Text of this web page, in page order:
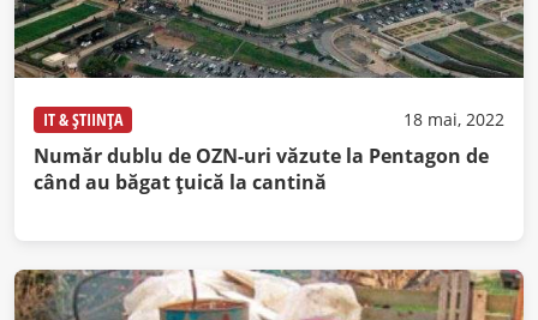
IT & ȘTIINȚA 18 mai, 2022
Număr dublu de OZN-uri văzute la Pentagon de
când au băgat țuică la cantină